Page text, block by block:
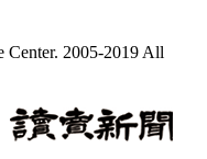
2005-2019 All